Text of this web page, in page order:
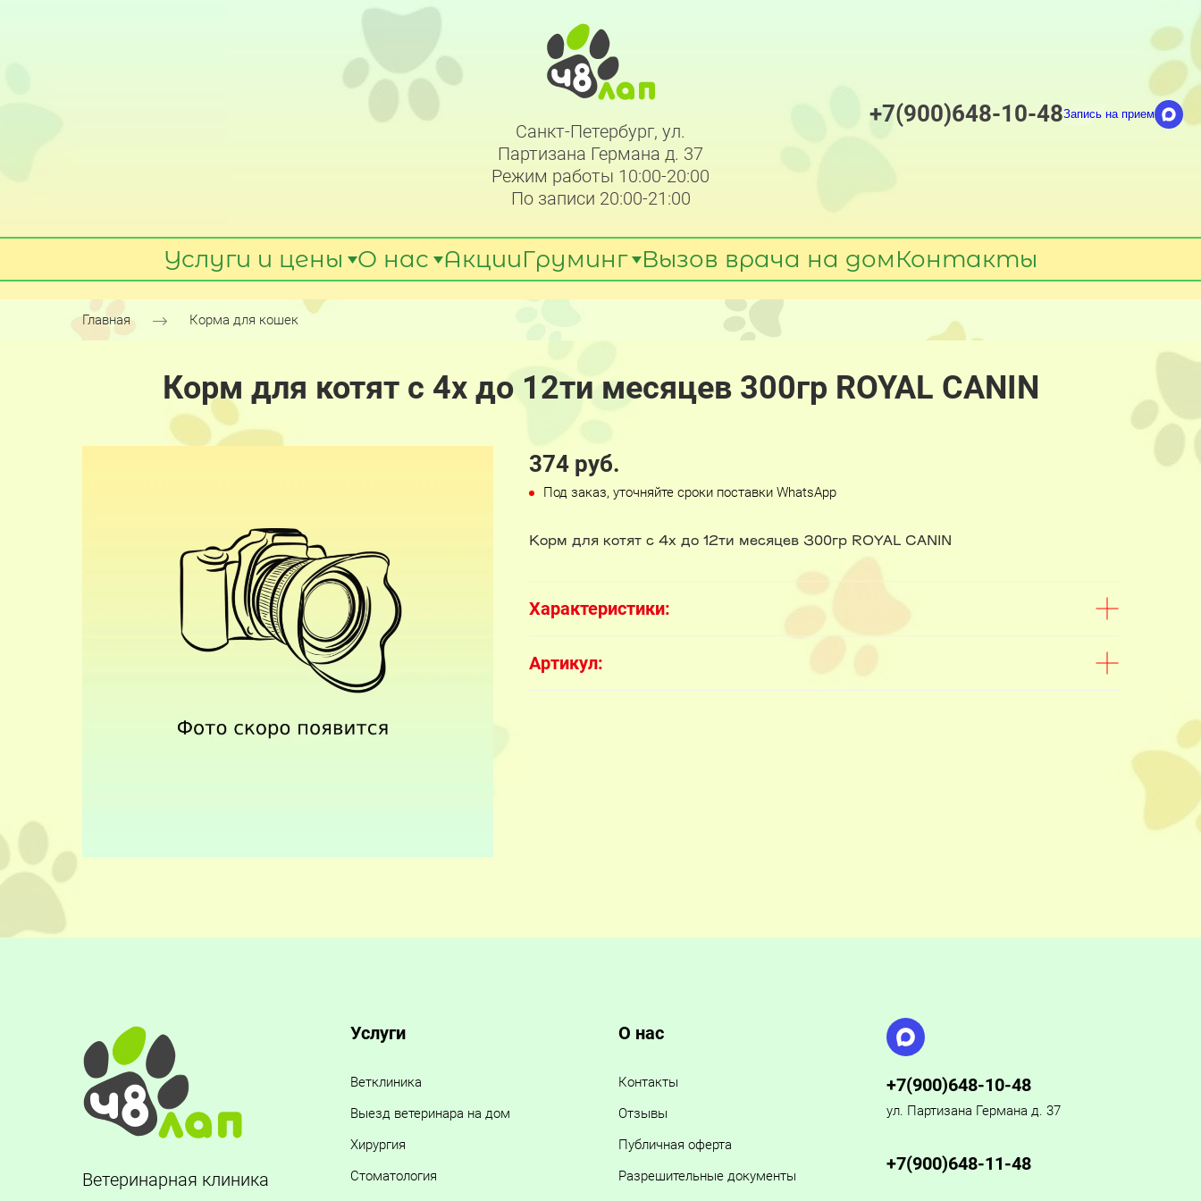
Санкт-Петербург, ул.
Партизана Германа д. 37
Режим работы 10:00-20:00
По записи 20:00-21:00
+7(900)648-10-48Запись на прием
Услуги и цены О нас АкцииГруминг Вызов врача на домКонтакты
Главная Корма для кошек
Корм для котят с 4х до 12ти месяцев 300гр ROYAL CANIN
374 руб.
Под заказ, уточняйте сроки поставки WhatsApp
Корм для котят с 4х до 12ти месяцев 300гр ROYAL CANIN
Характеристики:
Артикул:
Ветеринарная клиника
Услуги
Ветклиника
Выезд ветеринара на дом
Хирургия
Стоматология
О нас
Контакты
Отзывы
Публичная оферта
Разрешительные документы
+7(900)648-10-48
ул. Партизана Германа д. 37
+7(900)648-11-48